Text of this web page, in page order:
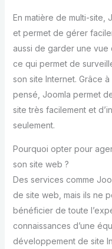
En matière de multi-site,
et permet de gérer
aussi de garder une vue
ce qui permet de
son site Internet. Grâce
pensé, Joomla permet
site très facilement et
seulement.
Pourquoi opter pour
son site web ?
Des services comme
de site web, mais ils ne
bénéficier de toute
connaissances d’une
développement de site